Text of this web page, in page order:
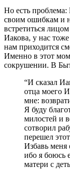
Но есть проблема:
своим ошибкам и
встретиться
Иакова, у нас
нам приходится
Именно в этот
сокрушении. В
“И сказал
отца моего
мне:
Я буду
милостей и
сотворил
перешел
Избавь меня
ибо я боюсь
матери с